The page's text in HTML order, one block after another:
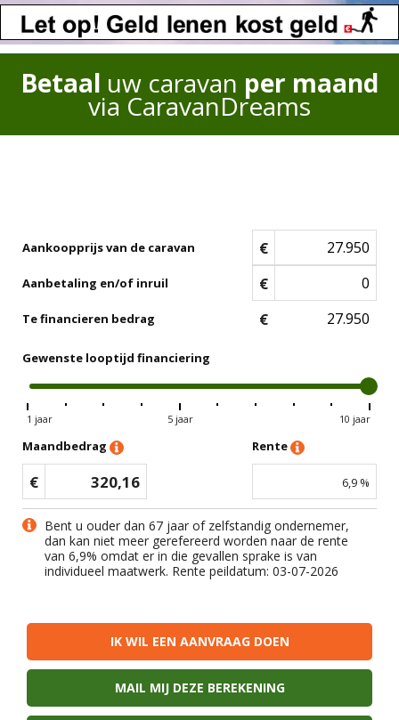
Betaal uw caravan per maand
via CaravanDreams
Aankoopprijs van de caravan €
Aanbetaling en/of inruil €
Te financieren bedrag €
Gewenste looptijd financiering
1 jaar 5 jaar 10 jaar
Maandbedrag
€ 320,16
Rente
6,9 %
Bent u ouder dan 67 jaar of zelfstandig ondernemer,
dan kan niet meer gerefereerd worden naar de rente
van 6,9% omdat er in die gevallen sprake is van
individueel maatwerk. Rente peildatum: 03-07-2026
IK WIL EEN AANVRAAG DOEN
MAIL MIJ DEZE BEREKENING